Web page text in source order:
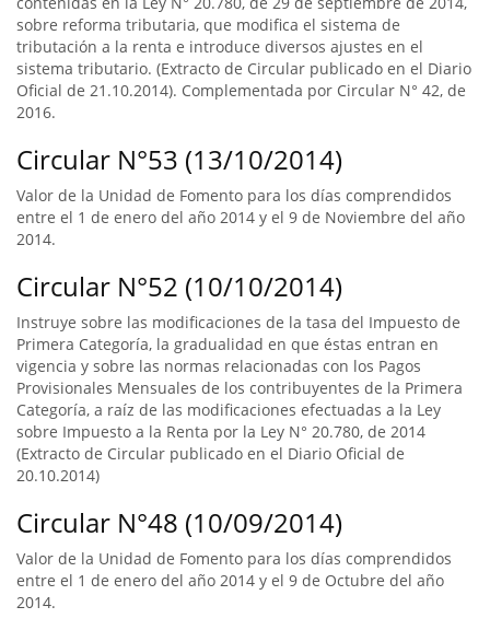
sobre reforma tributaria, que modifica el sistema de
tributación a la renta e introduce diversos ajustes en el
sistema tributario. (Extracto de Circular publicado en el Diario
Oficial de 21.10.2014). Complementada por Circular N° 42, de
2016.
Circular N°53 (13/10/2014)
Valor de la Unidad de Fomento para los días comprendidos
entre el 1 de enero del año 2014 y el 9 de Noviembre del año
2014.
Circular N°52 (10/10/2014)
Instruye sobre las modificaciones de la tasa del Impuesto de
Primera Categoría, la gradualidad en que éstas entran en
vigencia y sobre las normas relacionadas con los Pagos
Provisionales Mensuales de los contribuyentes de la Primera
Categoría, a raíz de las modificaciones efectuadas a la Ley
sobre Impuesto a la Renta por la Ley N° 20.780, de 2014
(Extracto de Circular publicado en el Diario Oficial de
20.10.2014)
Circular N°48 (10/09/2014)
Valor de la Unidad de Fomento para los días comprendidos
entre el 1 de enero del año 2014 y el 9 de Octubre del año
2014.